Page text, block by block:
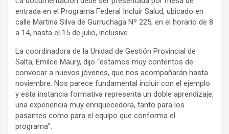
entrada en el Programa Federal Incluir Salud, ubicado en
calle Martina Silva de Gurruchaga Nº 225, en el horario de 8
a 14, hasta el 15 de julio, inclusive.
La coordinadora de la Unidad de Gestión Provincial de
Salta, Emilce Maury, dijo “estamos muy contentos de
convocar a nuevos jóvenes, que nos acompañarán hasta
noviembre. Nos parece fundamental incluir con el ejemplo
y esta instancia formativa representa un doble aprendizaje,
una experiencia muy enriquecedora, tanto para los
pasantes como para el equipo que conforma el
programa”.